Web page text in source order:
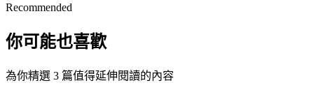
Recommended
你可能也喜歡
為你精選 3 篇值得延伸閱讀的內容